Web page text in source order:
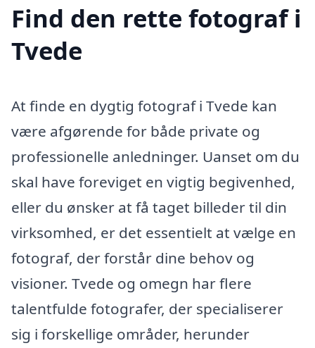
Find den rette fotograf i
Tvede
At finde en dygtig fotograf i Tvede kan
være afgørende for både private og
professionelle anledninger. Uanset om du
skal have foreviget en vigtig begivenhed,
eller du ønsker at få taget billeder til din
virksomhed, er det essentielt at vælge en
fotograf, der forstår dine behov og
visioner. Tvede og omegn har flere
talentfulde fotografer, der specialiserer
sig i forskellige områder, herunder